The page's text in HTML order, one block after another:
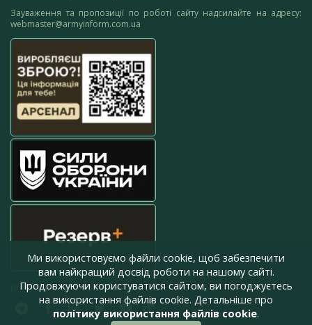
Зауваження та пропозиції по роботі сайту надсилайте на адресу:
webmaster@armyinform.com.ua
press@armyinform.com.ua
Ми використовуємо файли cookie, щоб забезпечити
вам найкращий досвід роботи на нашому сайті.
Продовжуючи користуватися сайтом, ви погоджуєтесь
на використання файлів cookie. Детальніше про
політику використання файлів cookie.